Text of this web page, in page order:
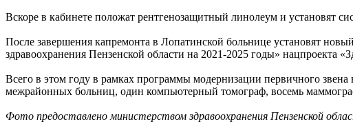
Вскоре в кабинете положат рентгенозащитный линолеум и установят
После завершения капремонта в Лопатинской больнице установят
здравоохранения Пензенской области на 2021-2025 годы» нацпроекта
Всего в этом году в рамках программы модернизации первичного
межрайонных больниц, один компьютерный томограф, восемь
Фото предоставлено министерством здравоохранения Пензенской